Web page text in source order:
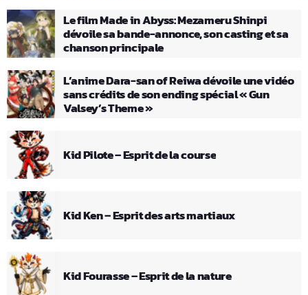
Le film Made in Abyss: Mezameru Shinpi
dévoile sa bande-annonce, son casting et sa
chanson principale
L’anime Dara-san of Reiwa dévoile une vidéo
sans crédits de son ending spécial « Gun
Valsey’s Theme »
Kid Pilote – Esprit de la course
Kid Ken – Esprit des arts martiaux
Kid Fourasse – Esprit de la nature